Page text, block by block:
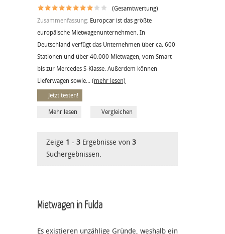
(Gesamtwertung)
Zusammenfassung: Europcar ist das größte
europäische Mietwagenunternehmen. In
Deutschland verfügt das Unternehmen über ca. 600
Stationen und über 40.000 Mietwagen, vom Smart
bis zur Mercedes S-Klasse. Außerdem können
Lieferwagen sowie... (mehr lesen)
Jetzt testen!
Mehr lesen Vergleichen
Zeige 1 - 3 Ergebnisse von 3
Suchergebnissen.
Mietwagen in Fulda
Es existieren unzählige Gründe, weshalb ein